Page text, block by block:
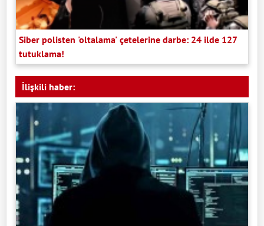
Siber polisten 'oltalama' çetelerine darbe: 24 ilde 127
tutuklama!
İlişkili haber: